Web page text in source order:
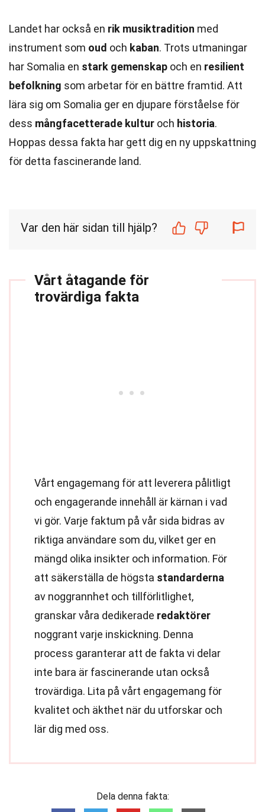
Landet har också en rik musiktradition med
instrument som oud och kaban. Trots utmaningar
har Somalia en stark gemenskap och en resilient
befolkning som arbetar för en bättre framtid. Att
lära sig om Somalia ger en djupare förståelse för
dess mångfacetterade kultur och historia.
Hoppas dessa fakta har gett dig en ny uppskattning
för detta fascinerande land.
Var den här sidan till hjälp?
Vårt åtagande för
trovärdiga fakta
Vårt engagemang för att leverera pålitligt
och engagerande innehåll är kärnan i vad
vi gör. Varje faktum på vår sida bidras av
riktiga användare som du, vilket ger en
mängd olika insikter och information. För
att säkerställa de högsta standarderna
av noggrannhet och tillförlitlighet,
granskar våra dedikerade redaktörer
noggrant varje inskickning. Denna
process garanterar att de fakta vi delar
inte bara är fascinerande utan också
trovärdiga. Lita på vårt engagemang för
kvalitet och äkthet när du utforskar och
lär dig med oss.
Dela denna fakta: